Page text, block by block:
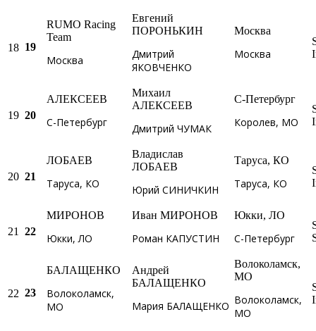
18 19
RUMO Racing
Team
Москва
Евгений
ПОРОНЬКИН
Дмитрий
ЯКОВЧЕНКО
Москва
Москва
19 20
АЛЕКСЕЕВ
С-Петербург
Михаил
АЛЕКСЕЕВ
Дмитрий ЧУМАК
С-Петербург
Королев, МО
20 21
ЛОБАЕВ
Таруса, КО
Владислав
ЛОБАЕВ
Юрий СИНИЧКИН
Таруса, КО
Таруса, КО
21 22
МИРОНОВ
Юкки, ЛО
Иван МИРОНОВ
Роман КАПУСТИН
Юкки, ЛО
С-Петербург
22 23
БАЛАЩЕНКО
Волоколамск,
МО
Андрей
БАЛАЩЕНКО
Мария БАЛАЩЕНКО
Волоколамск,
МО
Волоколамск,
МО